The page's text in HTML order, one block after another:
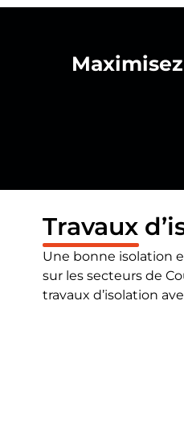
Travaux
Une bonne isolation
sur les secteurs de
travaux d’isolation